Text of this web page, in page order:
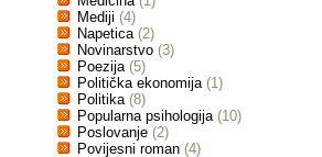
Mediji (4)
Napetica (2)
Novinarstvo (3)
Poezija (5)
Politička ekonomija (1)
Politika (8)
Popularna psihologija (10)
Poslovanje (2)
Povijesni roman (4)